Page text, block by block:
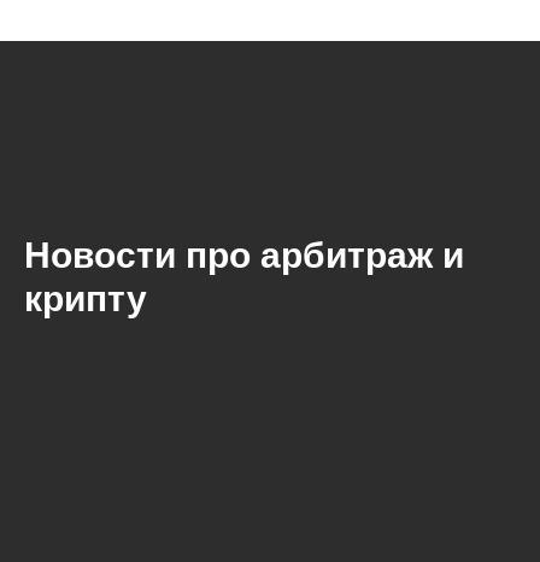
Новости про арбитраж и
крипту